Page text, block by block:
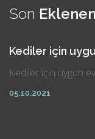
Son
Kediler için
Kediler için uygun
05.10.2021